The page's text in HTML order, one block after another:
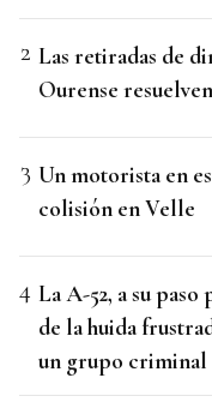
Las retiradas de
Ourense
Un motorista en
colisión en Velle
La A-52, a su
de la huida
un grupo criminal